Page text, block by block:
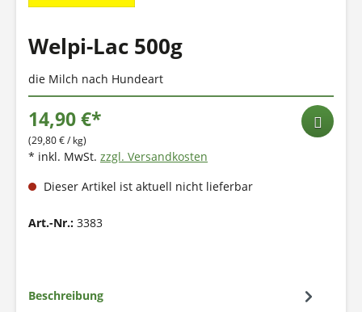
Welpi-Lac 500g
die Milch nach Hundeart
14,90 €*
(29,80 € / kg)
* inkl. MwSt. zzgl. Versandkosten
Dieser Artikel ist aktuell nicht lieferbar
Art.-Nr.: 3383
Beschreibung